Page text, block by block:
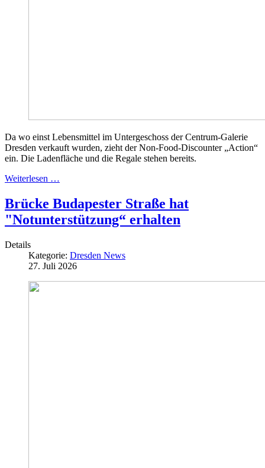
Da wo einst Lebensmittel im Untergeschoss der Centrum-Galerie
Dresden verkauft wurden, zieht der Non-Food-Discounter „Action“
ein. Die Ladenfläche und die Regale stehen bereits.
Weiterlesen …
Brücke Budapester Straße hat
"Notunterstützung“ erhalten
Details
Kategorie: Dresden News
27. Juli 2026